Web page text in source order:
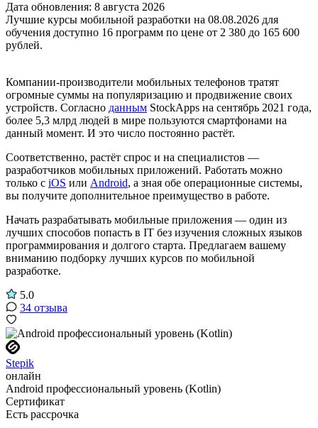
Дата обновления: 8 августа 2026
Лучшие курсы мобильной разработки на 08.08.2026 для
обучения доступно 16 программ по цене от 2 380 до 165 600
рублей.
Компании-производители мобильных телефонов тратят
огромные суммы на популяризацию и продвижение своих
устройств. Согласно данным StockApps на сентябрь 2021 года,
более 5,3 млрд людей в мире пользуются смартфонами на
данный момент. И это число постоянно растёт.
Соответственно, растёт спрос и на специалистов —
разработчиков мобильных приложений. Работать можно
только с iOS или Android, а зная обе операционные системы,
вы получите дополнительное преимущество в работе.
Начать разрабатывать мобильные приложения — один из
лучших способов попасть в IT без изучения сложных языков
программирования и долгого старта. Предлагаем вашему
вниманию подборку лучших курсов по мобильной
разработке.
5.0
34 отзыва
Stepik
онлайн
Android профессиональный уровень (Kotlin)
Сертификат
Есть рассрочка